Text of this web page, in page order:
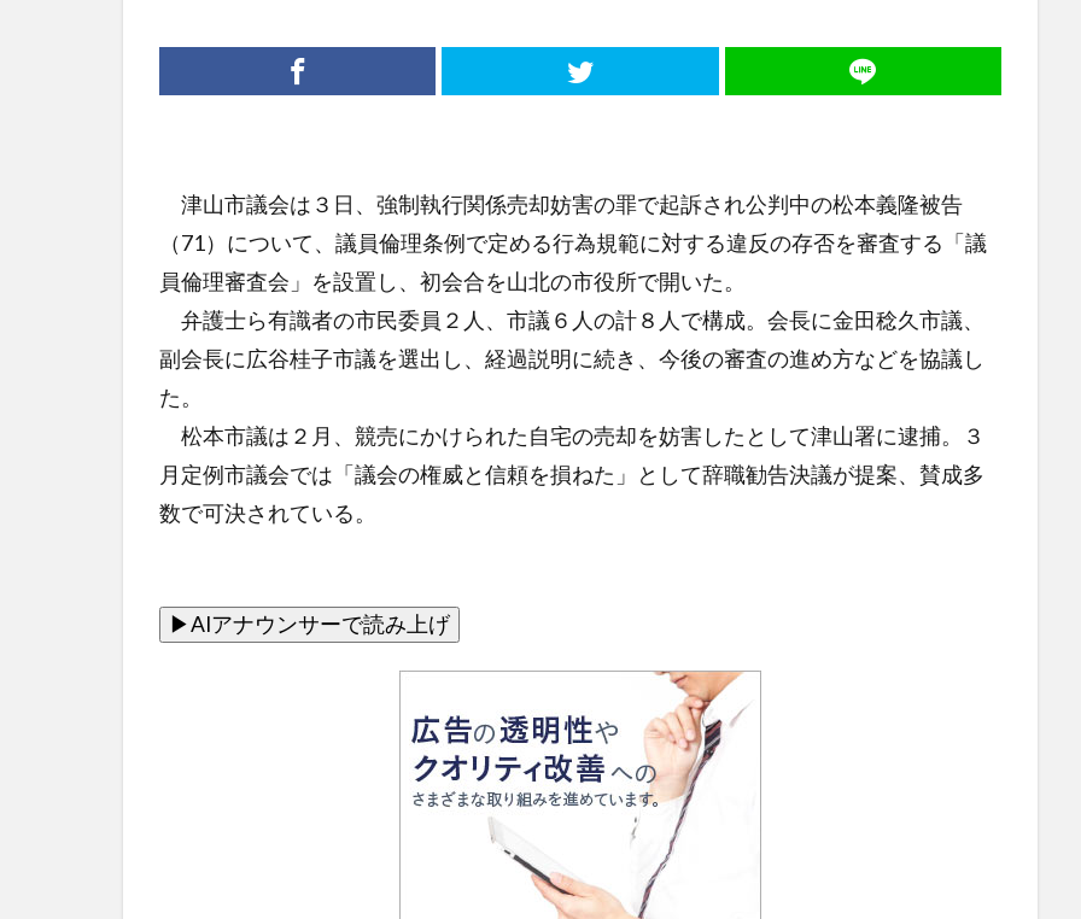
津山市議会は３日、強制執行関係売却妨害の罪で起訴され公判中の松本義隆被告
（71）について、議員倫理条例で定める行為規範に対する違反の存否を審査する「議
員倫理審査会」を設置し、初会合を山北の市役所で開いた。
弁護士ら有識者の市民委員２人、市議６人の計８人で構成。会長に金田稔久市議、
副会長に広谷桂子市議を選出し、経過説明に続き、今後の審査の進め方などを協議し
た。
松本市議は２月、競売にかけられた自宅の売却を妨害したとして津山署に逮捕。３
月定例市議会では「議会の権威と信頼を損ねた」として辞職勧告決議が提案、賛成多
数で可決されている。